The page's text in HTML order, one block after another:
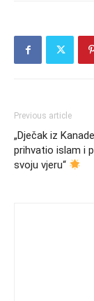
Previous article
„Dječak iz
prihvatio islam i
svoju vjeru“